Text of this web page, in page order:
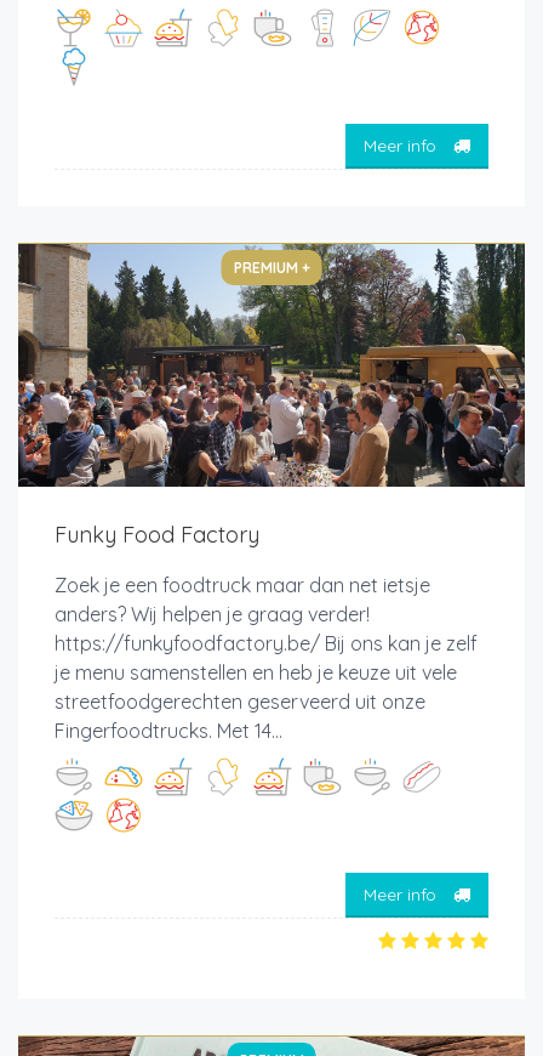
Meer info
PREMIUM +
Funky Food Factory
Zoek je een foodtruck maar dan net ietsje
anders? Wij helpen je graag verder!
https://funkyfoodfactory.be/ Bij ons kan je zelf
je menu samenstellen en heb je keuze uit vele
streetfoodgerechten geserveerd uit onze
Fingerfoodtrucks. Met 14...
Meer info